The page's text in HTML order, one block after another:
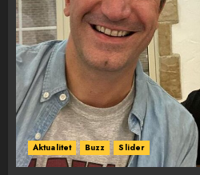
Aktualitet Buzz Slider